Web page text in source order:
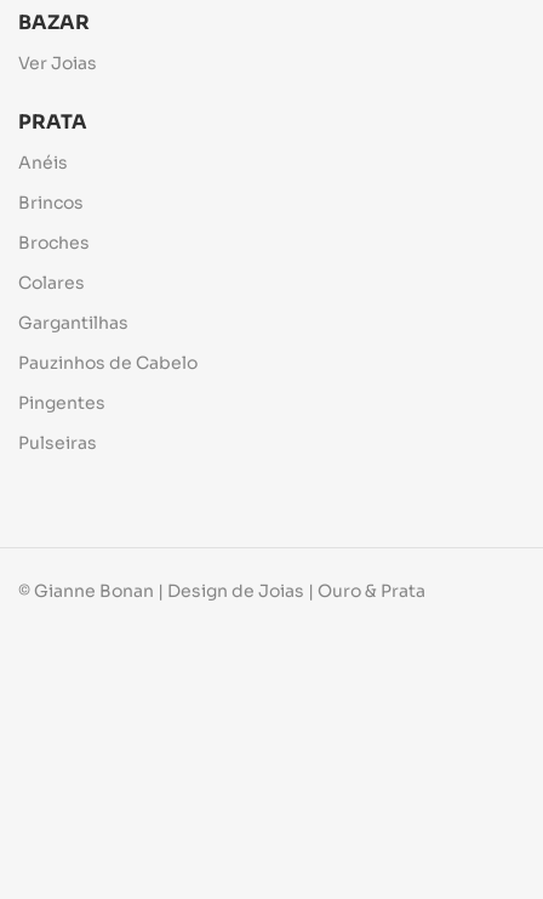
BAZAR
Ver Joias
PRATA
Anéis
Brincos
Broches
Colares
Gargantilhas
Pauzinhos de Cabelo
Pingentes
Pulseiras
© Gianne Bonan | Design de Joias | Ouro & Prata